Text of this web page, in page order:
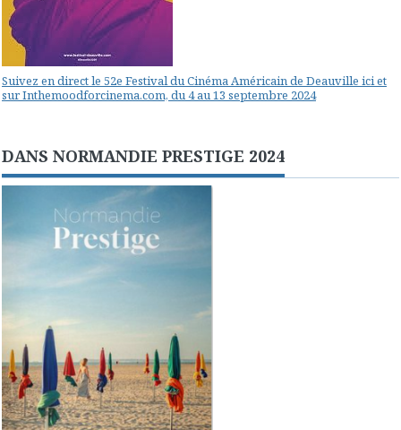
Suivez en direct le 52e Festival du Cinéma Américain de Deauville ici et
sur Inthemoodforcinema.com, du 4 au 13 septembre 2024
DANS NORMANDIE PRESTIGE 2024